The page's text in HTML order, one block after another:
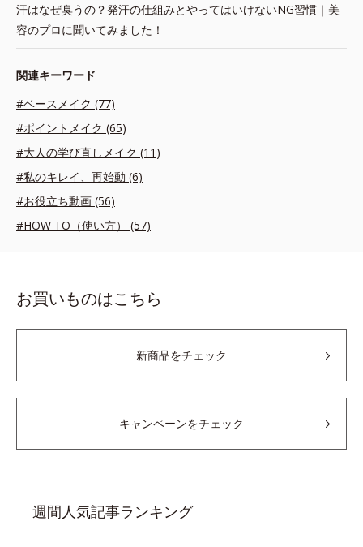
汗はなぜ臭うの？発汗の仕組みとやってはいけないNG習慣｜美
容のプロに聞いてみました！
関連キーワード
#ベースメイク (77)
#ポイントメイク (65)
#大人の学び直しメイク (11)
#私のキレイ、再始動 (6)
#お役立ち動画 (56)
#HOW TO（使い方） (57)
お買いものはこちら
新商品をチェック
キャンペーンをチェック
週間人気記事ランキング